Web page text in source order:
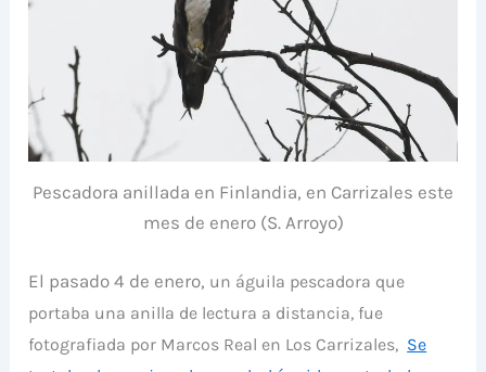
Pescadora anillada en Finlandia, en Carrizales este
mes de enero (S. Arroyo)
El pasado 4 de enero, un águila pescadora que
portaba una anilla de lectura a distancia, fue
fotografiada por Marcos Real en Los Carrizales, Se